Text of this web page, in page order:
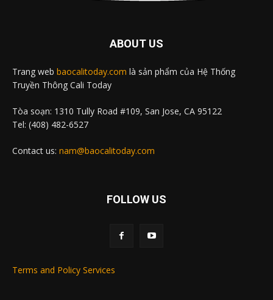
ABOUT US
Trang web baocalitoday.com là sản phẩm của Hệ Thống
Truyền Thông Cali Today
Tòa soạn: 1310 Tully Road #109, San Jose, CA 95122
Tel: (408) 482-6527
Contact us: nam@baocalitoday.com
FOLLOW US
Terms and Policy Services